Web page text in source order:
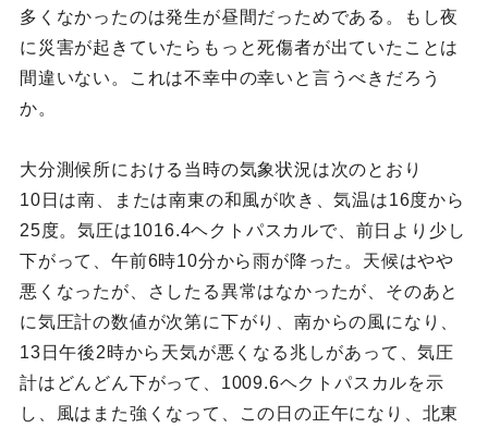
多くなかったのは発生が昼間だっためである。もし夜
に災害が起きていたらもっと死傷者が出ていたことは
間違いない。これは不幸中の幸いと言うべきだろう
か。
大分測候所における当時の気象状況は次のとおり
10日は南、または南東の和風が吹き、気温は16度から
25度。気圧は1016.4ヘクトパスカルで、前日より少し
下がって、午前6時10分から雨が降った。天候はやや
悪くなったが、さしたる異常はなかったが、そのあと
に気圧計の数値が次第に下がり、南からの風になり、
13日午後2時から天気が悪くなる兆しがあって、気圧
計はどんどん下がって、1009.6ヘクトパスカルを示
し、風はまた強くなって、この日の正午になり、北東